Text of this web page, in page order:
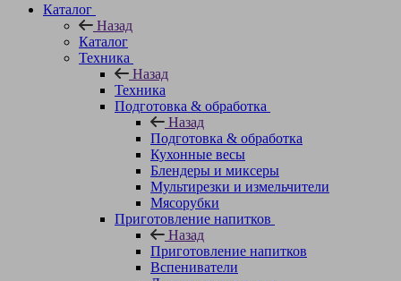
Каталог
Назад
Каталог
Техника
Назад
Техника
Подготовка & обработка
Назад
Подготовка & обработка
Кухонные весы
Блендеры и миксеры
Мультирезки и измельчители
Мясорубки
Приготовление напитков
Назад
Приготовление напитков
Вспениватели